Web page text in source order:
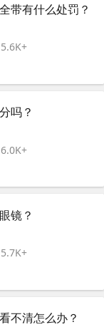
带有什么处罚？
5.6K+
吗？
6.0K+
镜？
5.7K+
不清怎么办？